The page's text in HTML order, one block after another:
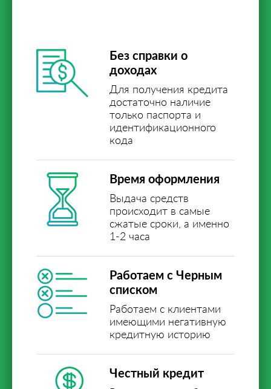
Без справки о
доходах
Для получения кредита
достаточно наличие
только паспорта и
идентификационного
кода
Время оформления
Выдача средств
происходит в самые
сжатые сроки, а именно
1-2 часа
Работаем с Черным
списком
Работаем с клиентами
имеющими негативную
кредитную историю
Честный кредит